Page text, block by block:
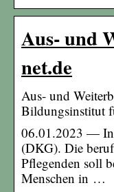
Aus- und
net.de
Aus- und
Bildungsinstitut
06.01.2023 —
(DKG). Die
Pflegenden soll
Menschen in …